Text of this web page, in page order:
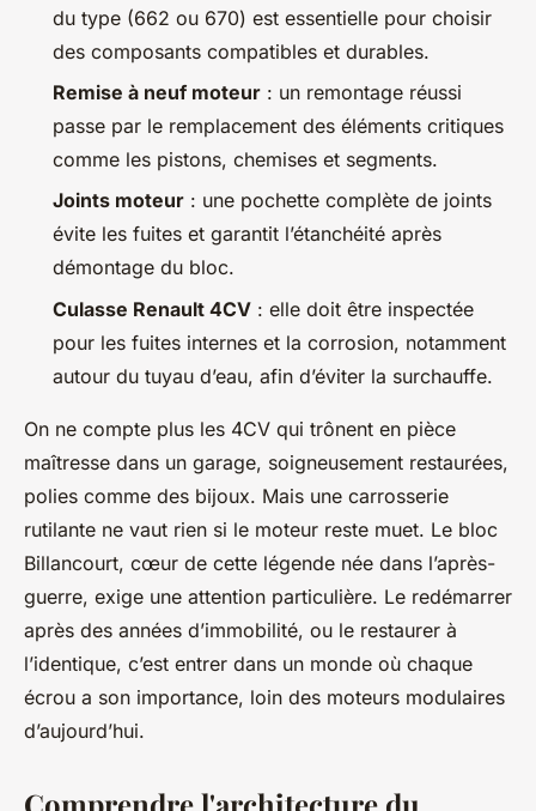
du type (662 ou 670) est essentielle pour choisir
des composants compatibles et durables.
Remise à neuf moteur : un remontage réussi
passe par le remplacement des éléments critiques
comme les pistons, chemises et segments.
Joints moteur : une pochette complète de joints
évite les fuites et garantit l’étanchéité après
démontage du bloc.
Culasse Renault 4CV : elle doit être inspectée
pour les fuites internes et la corrosion, notamment
autour du tuyau d’eau, afin d’éviter la surchauffe.
On ne compte plus les 4CV qui trônent en pièce
maîtresse dans un garage, soigneusement restaurées,
polies comme des bijoux. Mais une carrosserie
rutilante ne vaut rien si le moteur reste muet. Le bloc
Billancourt, cœur de cette légende née dans l’après-
guerre, exige une attention particulière. Le redémarrer
après des années d’immobilité, ou le restaurer à
l’identique, c’est entrer dans un monde où chaque
écrou a son importance, loin des moteurs modulaires
d’aujourd’hui.